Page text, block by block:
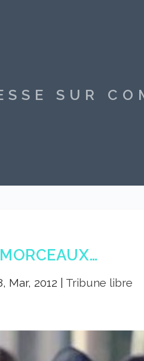
SUR
Mar, 2012 Tribune libre